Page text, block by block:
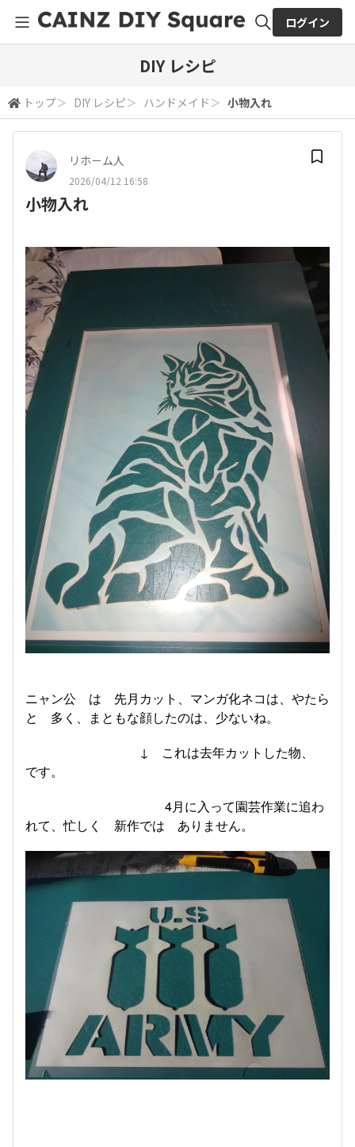
検索
ログイン
DIY レシピ
トップ＞ DIY レシピ＞ ハンドメイド ＞ 小物入れ
リホ－ム人
2026/04/12 16:58
小物入れ
ニャン公 は 先月カット、マンガ化ネコは、やたら
と 多く、まともな顔したのは、少ないね。
↓ これは去年カットした物、
です。
4月に入って園芸作業に追わ
れて、忙しく 新作では ありません。